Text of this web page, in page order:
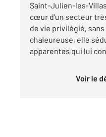
Saint-Julien-les-
cœur d'un secteur
de vie privilégié,
chaleureuse, elle
apparentes qui lui
Voir le